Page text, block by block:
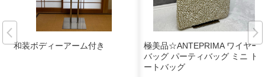
和装ボディーアーム付き
極美品☆ANTEPRIMA ワイヤー
バッグ パーティバッグ ミニ ト
ートバッグ